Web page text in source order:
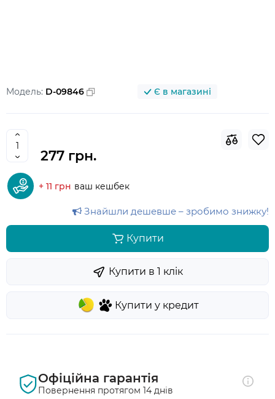
Модель: D-09846 Є в магазині
277 грн.
+ 11 грн ваш кешбек
Знайшли дешевше – зробимо знижку!
Купити
Купити у кредит
Купити в 1 клiк
Офіційна гарантія
Повернення протягом 14 днів